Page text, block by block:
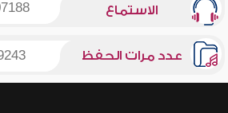
الاستماع
عدد مرات الحفظ